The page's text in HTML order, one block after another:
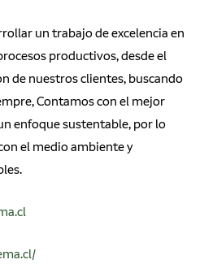
un trabajo de excelencia en
productivos, desde el
de nuestros clientes, buscando
Contamos con el mejor
enfoque sustentable, por lo
el medio ambiente y